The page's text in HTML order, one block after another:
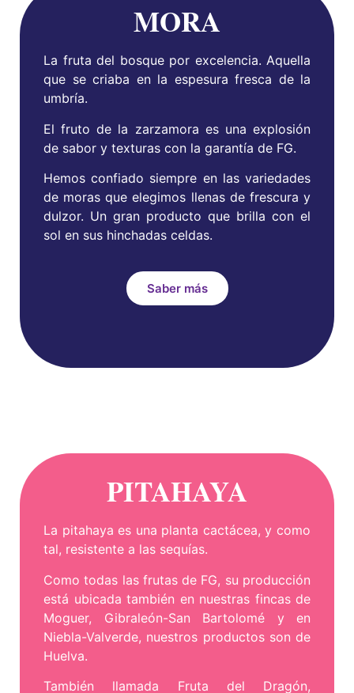
MORA
La fruta del bosque por excelencia. Aquella
que se criaba en la espesura fresca de la
umbría.
El fruto de la zarzamora es una explosión
de sabor y texturas con la garantía de FG.
Hemos confiado siempre en las variedades
de moras que elegimos llenas de frescura y
dulzor. Un gran producto que brilla con el
sol en sus hinchadas celdas.
Saber más
PITAHAYA
La pitahaya es una planta cactácea, y como
tal, resistente a las sequías.
Como todas las frutas de FG, su producción
está ubicada también en nuestras fincas de
Moguer, Gibraleón-San Bartolomé y en
Niebla-Valverde, nuestros productos son de
Huelva.
También llamada Fruta del Dragón,